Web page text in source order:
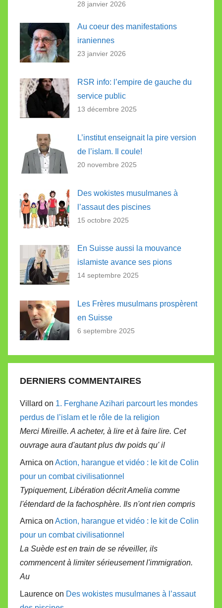
28 janvier 2026
Au coeur des manifestations
iraniennes
23 janvier 2026
RSR info: l’empire de gauche du
service public
13 décembre 2025
L’institut enseignait la pire version
de l’islam. Il coule!
20 novembre 2025
Des wokistes musulmanes à
l’assaut des piscines
15 octobre 2025
En Suisse aussi la mouvance
islamiste avance ses pions
14 septembre 2025
Les Frères musulmans prospèrent
en Suisse
6 septembre 2025
DERNIERS COMMENTAIRES
Villard on 1. Ferghane Azihari parcourt les mondes
perdus de l’islam et le rôle de la religion
Merci Mireille. A acheter, à lire et à faire lire. Cet
ouvrage aura d'autant plus dw poids qu' il
Arnica on Action, harangue et vidéo : le kit de Colin
pour un combat civilisationnel
Typiquement, Libération décrit Amelia comme
l'étendard de la fachosphère. Ils n'ont rien compris
Arnica on Action, harangue et vidéo : le kit de Colin
pour un combat civilisationnel
La Suède est en train de se réveiller, ils
commencent à limiter sérieusement l'immigration.
Au
Laurence on Des wokistes musulmanes à l’assaut